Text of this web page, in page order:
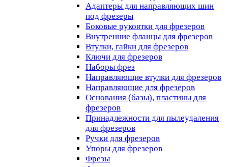
Адаптеры для направляющих шин
под фрезеры
Боковые рукоятки для фрезеров
Внутренние фланцы для фрезеров
Втулки, гайки для фрезеров
Ключи для фрезеров
Наборы фрез
Направляющие втулки для фрезеров
Направляющие для фрезеров
Основания (базы), пластины для
фрезеров
Принадлежности для пылеудаления
для фрезеров
Ручки для фрезеров
Упоры для фрезеров
Фрезы